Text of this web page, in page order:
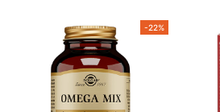
ERA:
€49.80.
ATTUALE
È:
€38.84.
-22%